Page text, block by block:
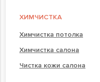
ХИМЧИСТКА
Химчистка потолка
Химчистка салона
Чистка кожи салона